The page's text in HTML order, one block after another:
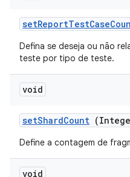
setReportTestCase
Defina se deseja ou não
teste por tipo de teste.
void
setShardCount
Define a contagem de
void